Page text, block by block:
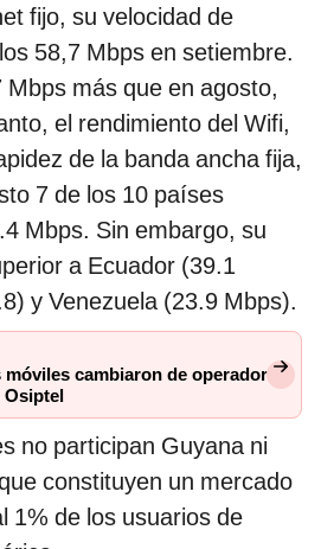
fijo, su velocidad de
58,7 Mbps en setiembre.
más que en agosto,
el rendimiento del Wifi,
de la banda ancha fija,
7 de los 10 países
Mbps. Sin embargo, su
a Ecuador (39.1
y Venezuela (23.9 Mbps).
móviles cambiaron de operador
Osiptel
no participan Guyana ni
constituyen un mercado
1% de los usuarios de